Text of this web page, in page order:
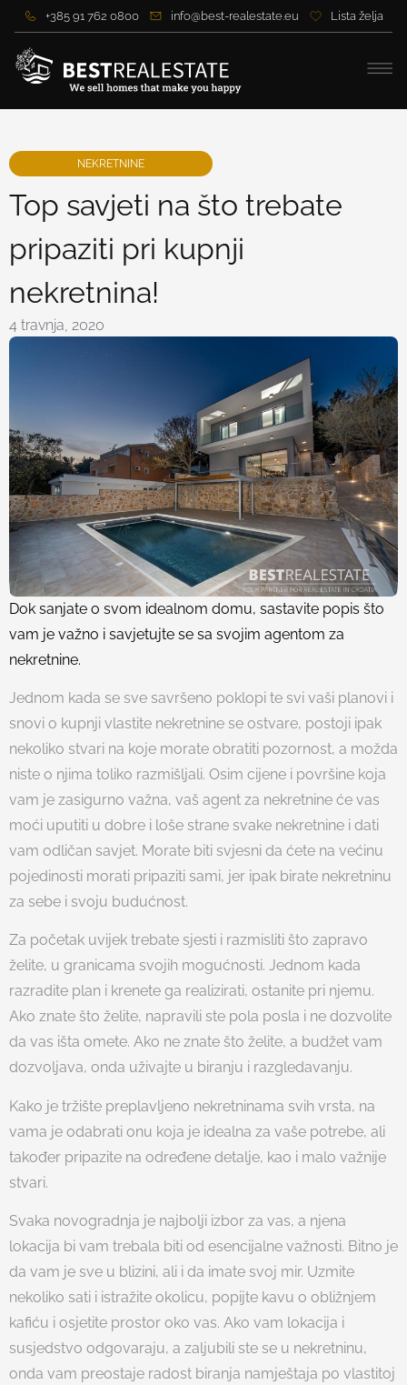
+385 91 762 0800 info@best-realestate.eu Lista želja
NEKRETNINE
Top savjeti na što trebate
pripaziti pri kupnji
nekretnina!
4 travnja, 2020
Dok sanjate o svom idealnom domu, sastavite popis što
vam je važno i savjetujte se sa svojim agentom za
nekretnine.
Jednom kada se sve savršeno poklopi te svi vaši planovi i
snovi o kupnji vlastite nekretnine se ostvare, postoji ipak
nekoliko stvari na koje morate obratiti pozornost, a možda
niste o njima toliko razmišljali. Osim cijene i površine koja
vam je zasigurno važna, vaš agent za nekretnine će vas
moći uputiti u dobre i loše strane svake nekretnine i dati
vam odličan savjet. Morate biti svjesni da ćete na većinu
pojedinosti morati pripaziti sami, jer ipak birate nekretninu
za sebe i svoju budućnost.
Za početak uvijek trebate sjesti i razmisliti što zapravo
želite, u granicama svojih mogućnosti. Jednom kada
razradite plan i krenete ga realizirati, ostanite pri njemu.
Ako znate što želite, napravili ste pola posla i ne dozvolite
da vas išta omete. Ako ne znate što želite, a budžet vam
dozvoljava, onda uživajte u biranju i razgledavanju.
Kako je tržište preplavljeno nekretninama svih vrsta, na
vama je odabrati onu koja je idealna za vaše potrebe, ali
također pripazite na određene detalje, kao i malo važnije
stvari.
Svaka novogradnja je najbolji izbor za vas, a njena
lokacija bi vam trebala biti od esencijalne važnosti. Bitno je
da vam je sve u blizini, ali i da imate svoj mir. Uzmite
nekoliko sati i istražite okolicu, popijte kavu o obližnjem
kafiću i osjetite prostor oko vas. Ako vam lokacija i
susjedstvo odgovaraju, a zaljubili ste se u nekretninu,
onda vam preostaje radost biranja namještaja po vlastitoj